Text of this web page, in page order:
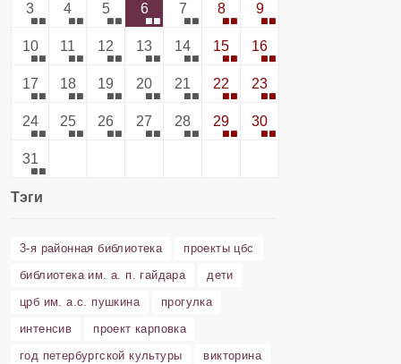
3 4 5 6 7 8 9
10 11 12 13 14 15 16
17 18 19 20 21 22 23
24 25 26 27 28 29 30
31
Тэги
3-я районная библиотека
проекты цбс
библиотека им. а. п. гайдара
дети
црб им. а.с. пушкина
прогулка
интенсив
проект карповка
год петербургской культуры
викторина